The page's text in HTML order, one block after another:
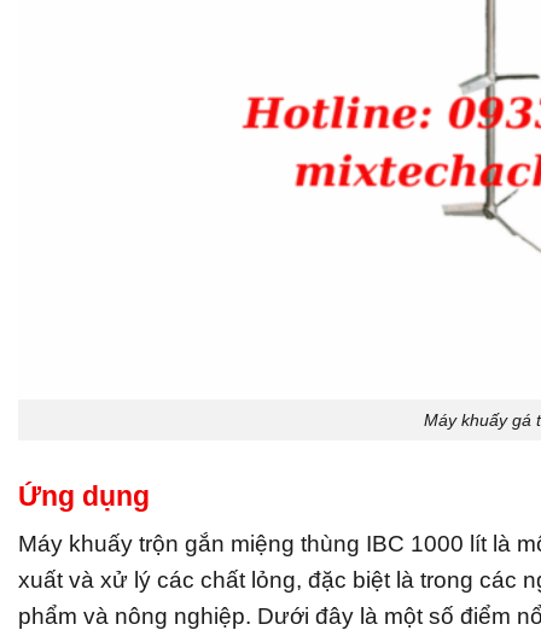
Máy khuấy gá
Ứng dụng
Máy khuấy trộn gắn miệng thùng IBC 1000 lít là
xuất và xử lý các chất lỏng, đặc biệt là trong các
phẩm và nông nghiệp. Dưới đây là một số điểm